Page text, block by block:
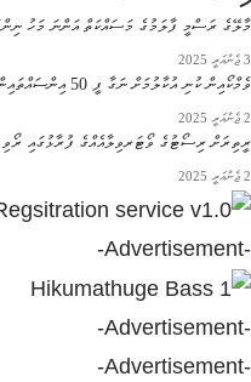
މާލޭގެ ރަސްމީ ފާލަމުގެ މަސައްކަތް އަންނަ މަހު
3 ޖެނުއަރީ 2025
ވެމްކޯއިން ކުނި އުކާލުމަށް ނަގާ ފީ 50 އިންސައްތައިން ދަށްކޮށްފި
2 ޖެނުއަރީ 2025
ރީތިރަށް ރިސޯޓުގެ ވޯޓަރވިލާއެއްގެ ފުރާޅުގައި ރޯވި
2 ޖެނުއަރީ 2025
-Advertisement-
-Advertisement-
-Advertisement-